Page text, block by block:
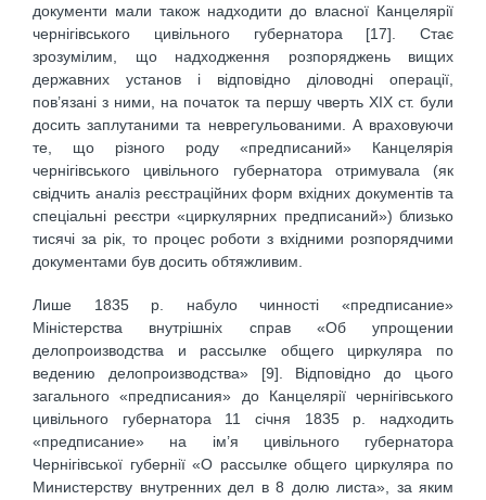
документи мали також надходити до власної Канцелярії
чернігівського цивільного губернатора [17]. Стає
зрозумілим, що надходження розпоряджень вищих
державних установ і відповідно діловодні операції,
пов’язані з ними, на початок та першу чверть ХІХ ст. були
досить заплутаними та неврегульованими. А враховуючи
те, що різного роду «предписаний» Канцелярія
чернігівського цивільного губернатора отримувала (як
свідчить аналіз реєстраційних форм вхідних документів та
спеціальні реєстри «циркулярних предписаний») близько
тисячі за рік, то процес роботи з вхідними розпорядчими
документами був досить обтяжливим.
Лише 1835 р. набуло чинності «предписание»
Міністерства внутрішніх справ «Об упрощении
делопроизводства и рассылке общего циркуляра по
ведению делопроизводства» [9]. Відповідно до цього
загального «предписания» до Канцелярії чернігівського
цивільного губернатора 11 січня 1835 р. надходить
«предписание» на ім’я цивільного губернатора
Чернігівської губернії «О рассылке общего циркуляра по
Министерству внутренних дел в 8 долю листа», за яким